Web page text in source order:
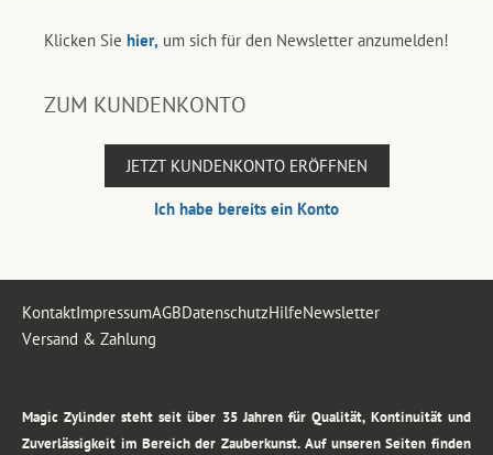
Klicken Sie hier, um sich für den Newsletter anzumelden!
ZUM KUNDENKONTO
JETZT KUNDENKONTO ERÖFFNEN
Ich habe bereits ein Konto
KontaktImpressumAGBDatenschutzHilfeNewsletter
Versand & Zahlung
Magic Zylinder steht seit über 35 Jahren für Qualität, Kontinuität und
Zuverlässigkeit im Bereich der Zauberkunst. Auf unseren Seiten finden